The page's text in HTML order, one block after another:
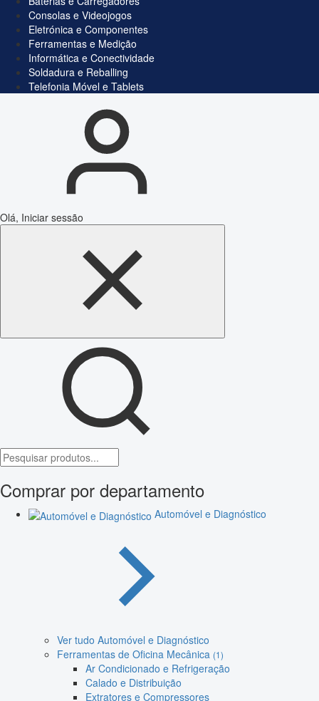
Consolas e Videojogos
Eletrónica e Componentes
Ferramentas e Medição
Informática e Conectividade
Soldadura e Reballing
Telefonia Móvel e Tablets
Olá, Iniciar sessão
Comprar por departamento
Automóvel e Diagnóstico
Ver tudo Automóvel e Diagnóstico
Ferramentas de Oficina Mecânica (1)
Ar Condicionado e Refrigeração
Calado e Distribuição
Extratores e Compressores